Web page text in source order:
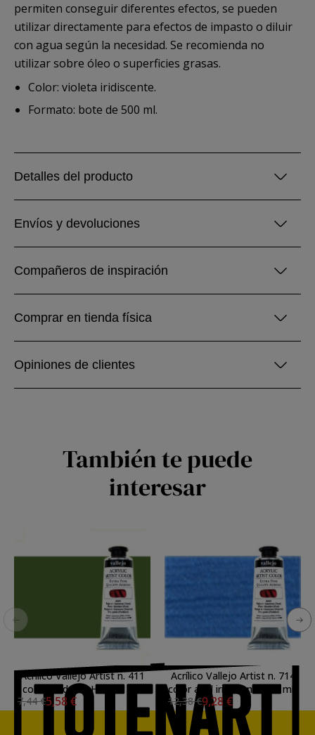
permiten conseguir diferentes efectos, se pueden
utilizar directamente para efectos de impasto o diluir
con agua según la necesidad. Se recomienda no
utilizar sobre óleo o superficies grasas.
Color: violeta iridiscente.
Formato: bote de 500 ml.
Detalles del producto
Envíos y devoluciones
Compañeros de inspiración
Comprar en tienda física
Opiniones de clientes
También te puede
interesar
Acrílico Vallejo Artist n. 411
color verde de Hooker (60
ml)
7,44 €5,58 €
Acrílico Vallejo Artist n. 714
color azul iridiscente (60 ml)
12,38 €9,28 €